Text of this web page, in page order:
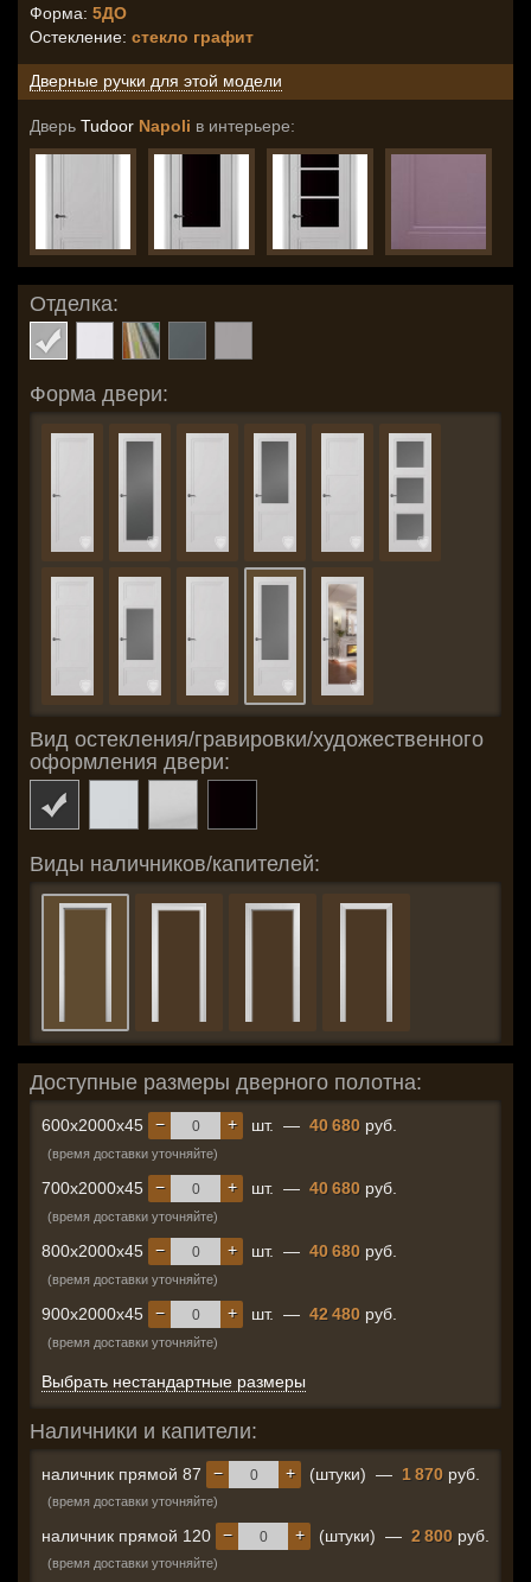
Форма: 5ДО
Остекление: стекло графит
Дверные ручки для этой модели
Дверь Tudoor Napoli в интерьере:
Отделка:
Форма двери:
Вид остекления/гравировки/художественного
оформления двери:
Виды наличников/капителей:
Доступные размеры дверного полотна:
600x2000x45 +
− шт. — 40 680 руб.
(время доставки уточняйте)
700x2000x45 +
− шт. — 40 680 руб.
(время доставки уточняйте)
800x2000x45 +
− шт. — 40 680 руб.
(время доставки уточняйте)
900x2000x45 +
− шт. — 42 480 руб.
(время доставки уточняйте)
Выбрать нестандартные размеры
Наличники и капители:
наличник прямой 87 +
− (штуки) — 1 870 руб.
(время доставки уточняйте)
наличник прямой 120 +
− (штуки) — 2 800 руб.
(время доставки уточняйте)